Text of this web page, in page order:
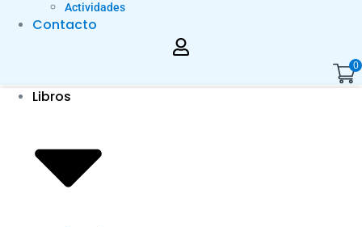
Actividades
Contacto
0
Libros